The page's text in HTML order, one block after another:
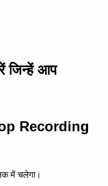
जिन्हें आप
Recording
में चलेगा।